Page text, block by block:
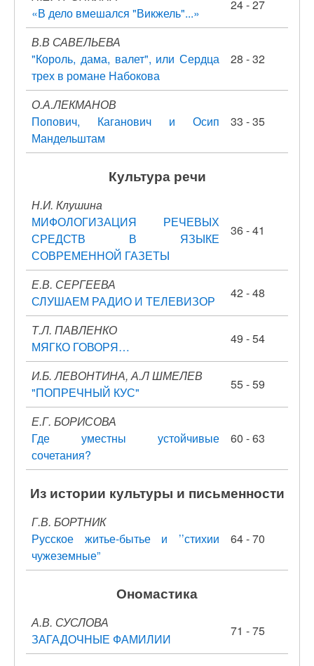
«В дело вмешался "Викжель"...»
24 - 27
В.В САВЕЛЬЕВА
"Король, дама, валет", или Сердца
трех в романе Набокова
28 - 32
О.А.ЛЕКМАНОВ
Попович, Каганович и Осип
Мандельштам
33 - 35
Культура речи
Н.И. Клушина
МИФОЛОГИЗАЦИЯ РЕЧЕВЫХ
СРЕДСТВ В ЯЗЫКЕ
СОВРЕМЕННОЙ ГАЗЕТЫ
36 - 41
Е.В. СЕРГЕЕВА
СЛУШАЕМ РАДИО И ТЕЛЕВИЗОР
42 - 48
Т.Л. ПАВЛЕНКО
МЯГКО ГОВОРЯ…
49 - 54
И.Б. ЛЕВОНТИНА, А.Л ШМЕЛЕВ
"ПОПРЕЧНЫЙ КУС"
55 - 59
Е.Г. БОРИСОВА
Где уместны устойчивые
сочетания?
60 - 63
Из истории культуры и письменности
Г.В. БОРТНИК
Русское житье-бытье и ’’стихии
чужеземные”
64 - 70
Ономастика
А.В. СУСЛОВА
ЗАГАДОЧНЫЕ ФАМИЛИИ
71 - 75